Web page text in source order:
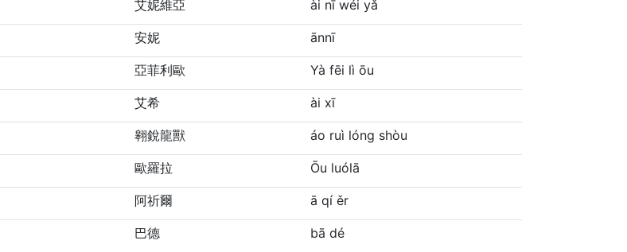
艾妮維亞 ài nī wéi yǎ
安妮 ānnī
亞菲利歐 Yà fēi lì ōu
艾希 ài xī
翱銳龍獸 áo ruì lóng shòu
歐羅拉 Ōu luólā
阿祈爾 ā qí ěr
巴德 bā dé